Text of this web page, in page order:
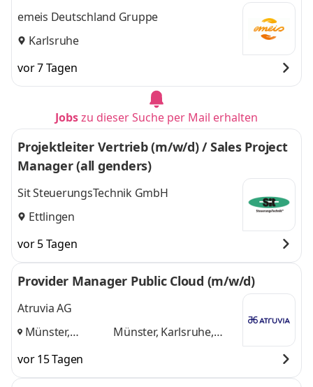
emeis Deutschland Gruppe
Karlsruhe
vor 7 Tagen
Jobszu dieser Suche per Mail erhalten
Projektleiter Vertrieb (m/w/d) / Sales Project
Manager (all genders)
Sit SteuerungsTechnik GmbH
Ettlingen
vor 5 Tagen
Provider Manager Public Cloud (m/w/d)
Atruvia AG
Münster,
Aschheim,
Münster, Karlsruhe,
vor 15 Tagen